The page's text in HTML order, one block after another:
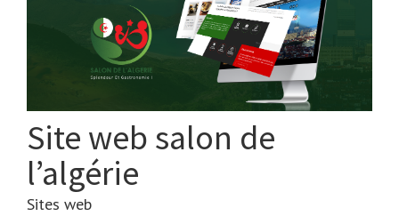
Site web salon de
l’algérie
Sites web